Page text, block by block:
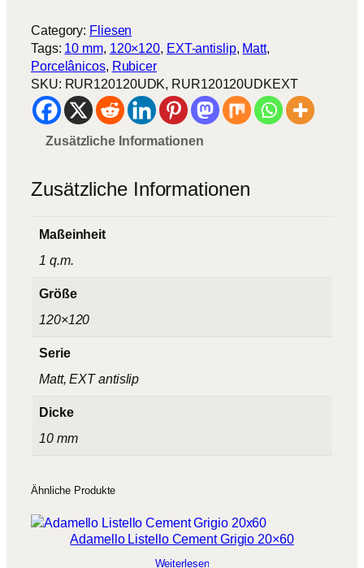
a
l
D
a
k
g
Category: Fliesen
Tags: 10 mm, 120×120, EXT-antislip, Matt
Porcelânicos, Rubicer
SKU: RUR120120UDK, RUR120120UDKEXT
Zusätzliche Informationen
Zusätzliche Informationen
Maßeinheit
1 q.m.
Größe
120×120
Serie
Matt, EXT antislip
Dicke
10 mm
Ähnliche Produkte
Adamello Listello Cement Grigio 20×60
Weiterlesen